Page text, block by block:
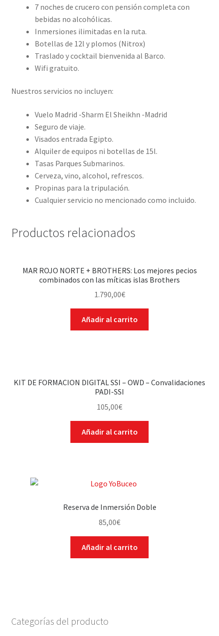
7 noches de crucero con pensión completa con
bebidas no alcohólicas.
Inmersiones ilimitadas en la ruta.
Botellas de 12l y plomos (Nitrox)
Traslado y cocktail bienvenida al Barco.
Wifi gratuito.
Nuestros servicios no incluyen:
Vuelo Madrid -Sharm El Sheikhn -Madrid
Seguro de viaje.
Visados entrada Egipto.
Alquiler de equipos ni botellas de 15l.
Tasas Parques Submarinos.
Cerveza, vino, alcohol, refrescos.
Propinas para la tripulación.
Cualquier servicio no mencionado como incluido.
Productos relacionados
MAR ROJO NORTE + BROTHERS: Los mejores pecios
combinados con las míticas islas Brothers
1.790,00€
Añadir al carrito
KIT DE FORMACION DIGITAL SSI – OWD – Convalidaciones
PADI-SSI
105,00€
Añadir al carrito
Reserva de Inmersión Doble
85,00€
Añadir al carrito
Categorías del producto